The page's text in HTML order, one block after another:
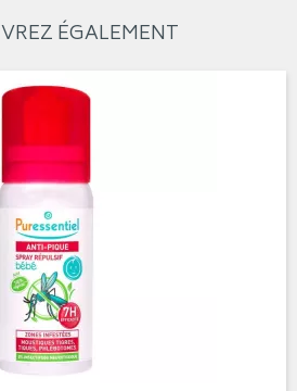
ÉGALEMENT